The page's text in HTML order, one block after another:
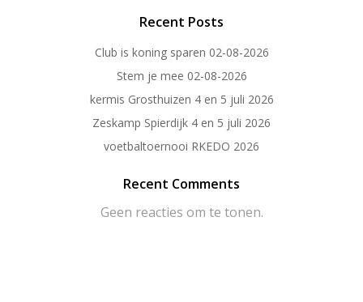
Recent Posts
Club is koning sparen 02-08-2026
Stem je mee 02-08-2026
kermis Grosthuizen 4 en 5 juli 2026
Zeskamp Spierdijk 4 en 5 juli 2026
voetbaltoernooi RKEDO 2026
Recent Comments
Geen reacties om te tonen.